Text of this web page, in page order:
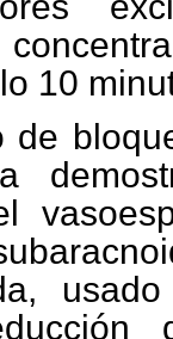
10
de